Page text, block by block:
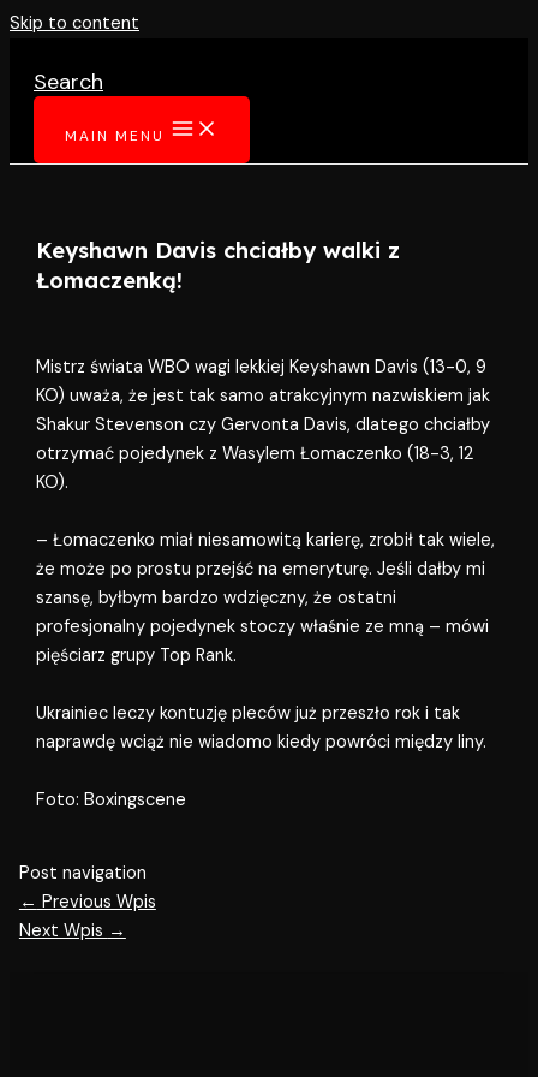
Skip to content
Search
MAIN MENU
Keyshawn Davis chciałby walki z
Łomaczenką!
Mistrz świata WBO wagi lekkiej Keyshawn Davis (13-0, 9
KO) uważa, że jest tak samo atrakcyjnym nazwiskiem jak
Shakur Stevenson czy Gervonta Davis, dlatego chciałby
otrzymać pojedynek z Wasylem Łomaczenko (18-3, 12
KO).
– Łomaczenko miał niesamowitą karierę, zrobił tak wiele,
że może po prostu przejść na emeryturę. Jeśli dałby mi
szansę, byłbym bardzo wdzięczny, że ostatni
profesjonalny pojedynek stoczy właśnie ze mną – mówi
pięściarz grupy Top Rank.
Ukrainiec leczy kontuzję pleców już przeszło rok i tak
naprawdę wciąż nie wiadomo kiedy powróci między liny.
Foto: Boxingscene
Post navigation
← Previous Wpis
Next Wpis →